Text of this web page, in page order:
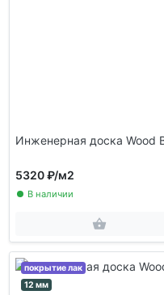
Инженерная доска Wood
5320 ₽/м2
В наличии
покрытие лак
12 мм